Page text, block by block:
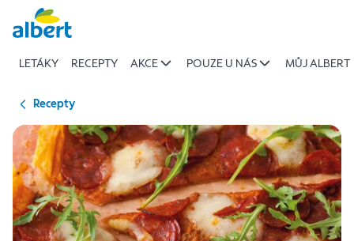
Přeskočit
LETÁKY RECEPTY AKCE POUZE U NÁS MŮJ ALBERT
Recepty